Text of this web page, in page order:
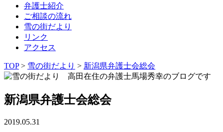
弁護士紹介
ご相談の流れ
雪の街だより
リンク
アクセス
TOP> 雪の街だより > 新潟県弁護士会総会
新潟県弁護士会総会
2019.05.31